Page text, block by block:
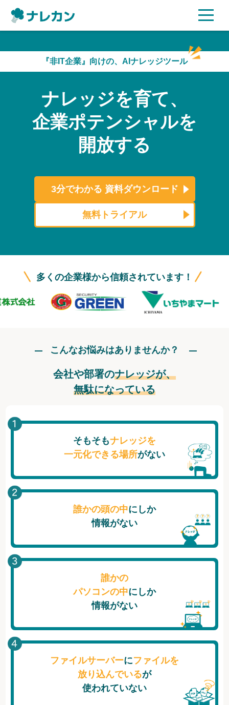
AI機能
ご利用企業様の声
セキュリティ
よくある質問
資料ダウンロード
ログイン
『非IT企業』向けの、AIナレッジツール
ナレッジを育て、
企業ポテンシャルを
開放する
3分でわかる 資料ダウンロード
無料トライアル
多くの企業様から信頼されています！
こんなお悩みはありませんか？
会社や部署のナレッジが、
無駄になっている
そもそもナレッジを
一元化できる場所がない
誰かの頭の中にしか
情報がない
誰かの
パソコンの中にしか
情報がない
ファイルサーバーにファイルを
放り込んでいるが
使われていない